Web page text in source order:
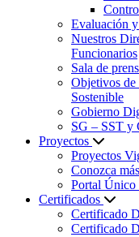
Evaluación
Nuestros
Funcionarios
Sala de
Objetivos
Sostenible
Gobierno
SG – SST y
Proyectos
Proyectos
Conozca
Portal Único
Certificados
Certificado
Certificado